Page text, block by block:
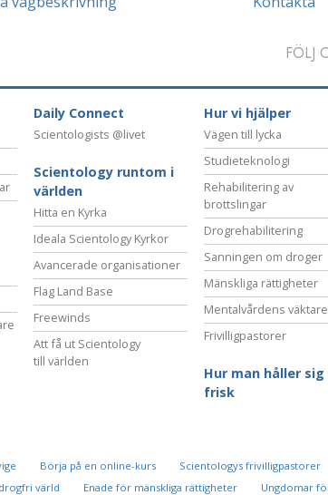
FÖLJ
Daily Connect
Scientologists @livet
Scientology runtom i
världen
Hitta en Kyrka
Ideala Scientology Kyrkor
Avancerade organisationer
Flag Land Base
Freewinds
Att få ut Scientology
till världen
Hur vi hjälper
Vägen till lycka
Studieteknologi
Rehabilitering av
brottslingar
Drogrehabilitering
Sanningen om droger
Mänskliga rättigheter
Mentalvårdens väktare
Frivilligpastorer
Hur man håller sig
frisk
Börja på en online-kurs
Scientologys frivilligpastorer
värld Enade för mänskliga rättigheter Ungdomar